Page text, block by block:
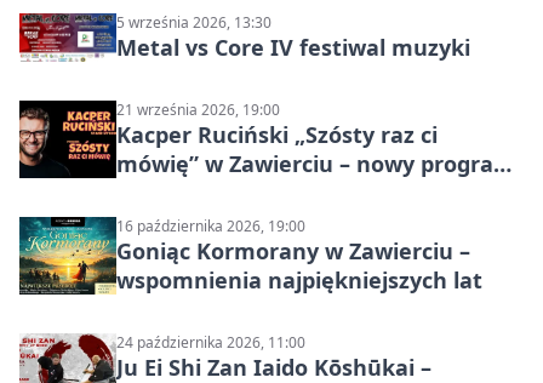
5 września 2026, 13:30
Metal vs Core IV festiwal muzyki
21 września 2026, 19:00
Kacper Ruciński „Szósty raz ci
mówię” w Zawierciu – nowy program
16 października 2026, 19:00
Goniąc Kormorany w Zawierciu –
wspomnienia najpiękniejszych lat
24 października 2026, 11:00
Ju Ei Shi Zan Iaido Kōshūkai –